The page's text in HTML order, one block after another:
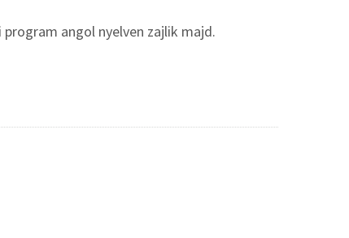
angol nyelven zajlik majd.